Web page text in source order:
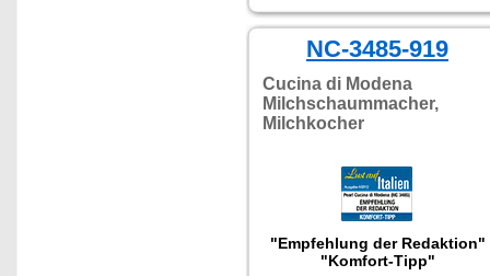
NC-3485-919
Cucina di Modena
Milchschaummacher,
Milchkocher
"Empfehlung der Redaktion"
"Komfort-Tipp"